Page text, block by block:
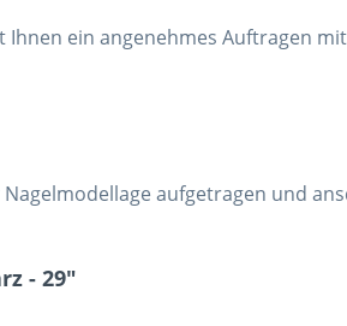
ein angenehmes Auftragen
aufgetragen und
- 29"